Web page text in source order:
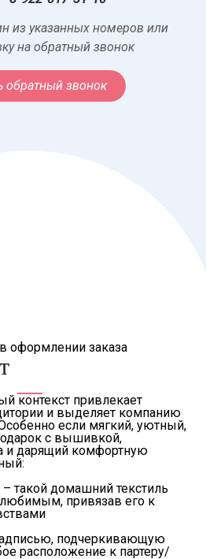
из указанных номеров или
на обратный звонок
обратный звонок
контекст привлекает
и выделяет компанию
если мягкий, уютный,
с вышивкой,
и дарящий комфортную
такой домашний текстиль
любимым, привязав его к
подчеркивающую
расположение к партеру/